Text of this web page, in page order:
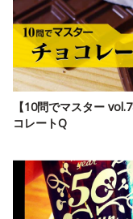
【10問でマスター
コレートQ